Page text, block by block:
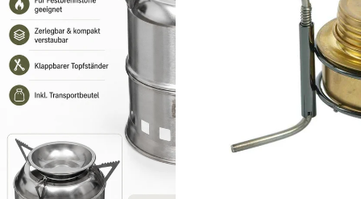
Geschirr
Zubehör
Koppel,